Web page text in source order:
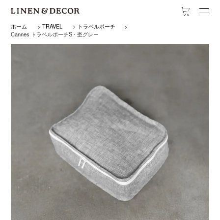
ホーム >TRAVEL > トラベルポーチ
>
Cannes トラベルポーチS - 杢グレー